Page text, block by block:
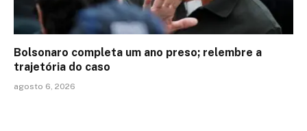
Bolsonaro completa um ano preso; relembre a
trajetória do caso
agosto 6, 2026